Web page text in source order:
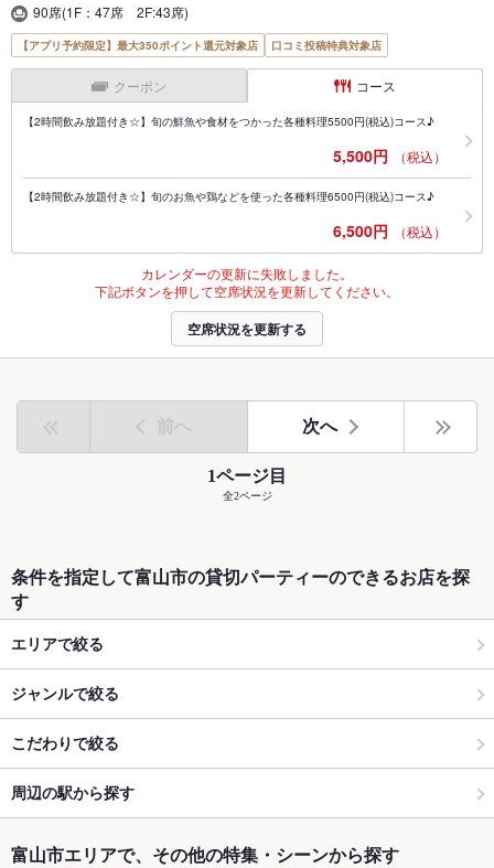
90席(1F：47席 2F:43席)
【アプリ予約限定】最大350ポイント還元対象店 口コミ投稿特典対象店
クーポン コース
【2時間飲み放題付き☆】旬の鮮魚や食材をつかった各種料理5500円(税込)コース♪
5,500円 （税込）
【2時間飲み放題付き☆】旬のお魚や鶏などを使った各種料理6500円(税込)コース♪
6,500円 （税込）
カレンダーの更新に失敗しました。
下記ボタンを押して空席状況を更新してください。
空席状況を更新する
前へ 次へ
1ページ目
全2ページ
条件を指定して富山市の貸切パーティーのできるお店を探
す
エリアで絞る
ジャンルで絞る
こだわりで絞る
周辺の駅から探す
富山市エリアで、その他の特集・シーンから探す